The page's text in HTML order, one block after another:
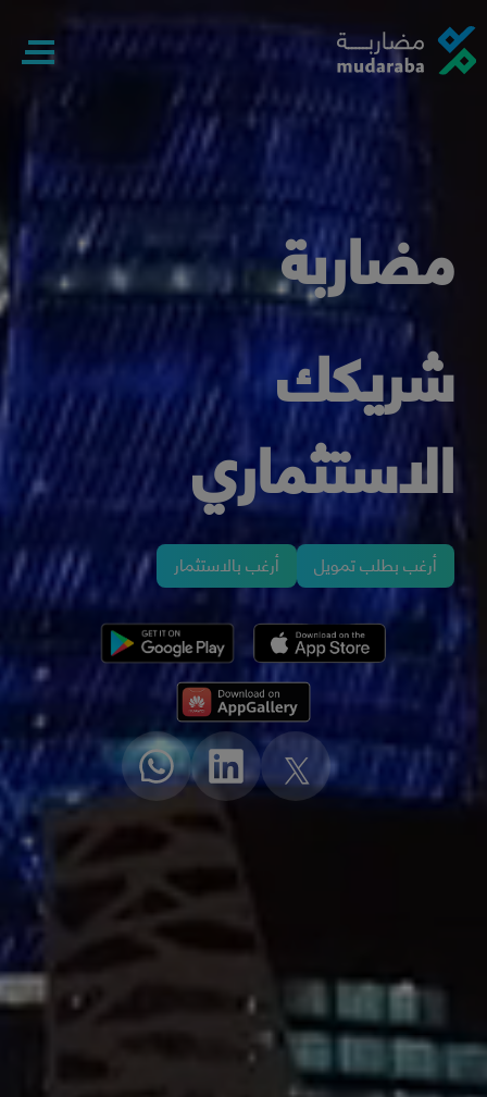
×
مضاربة
شريكك
الاستثماري
أرغب بطلب تمويل أرغب بالاستثمار